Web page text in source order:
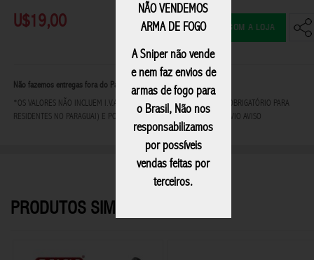
NÃO VENDEMOS
ARMA DE FOGO
A Sniper não vende
e nem faz envios de
armas de fogo para
o Brasil, Não nos
responsabilizamos
por possíveis
vendas feitas por
terceiros.
U$19,00 FALAR COM A LOJA
Não fazemos entregas fora do Paraguai
*OS VALORES NÃO INCLUEM I.V.A - IMPOSTO AO VALOR AGREGADO (OBRIGATÓRIO PARA
RESIDENTES NO PARAGUAI) E PODEM SOFRER ALTERAÇÕES SEM PRÉVIO AVISO
PRODUTOS SIMILARES